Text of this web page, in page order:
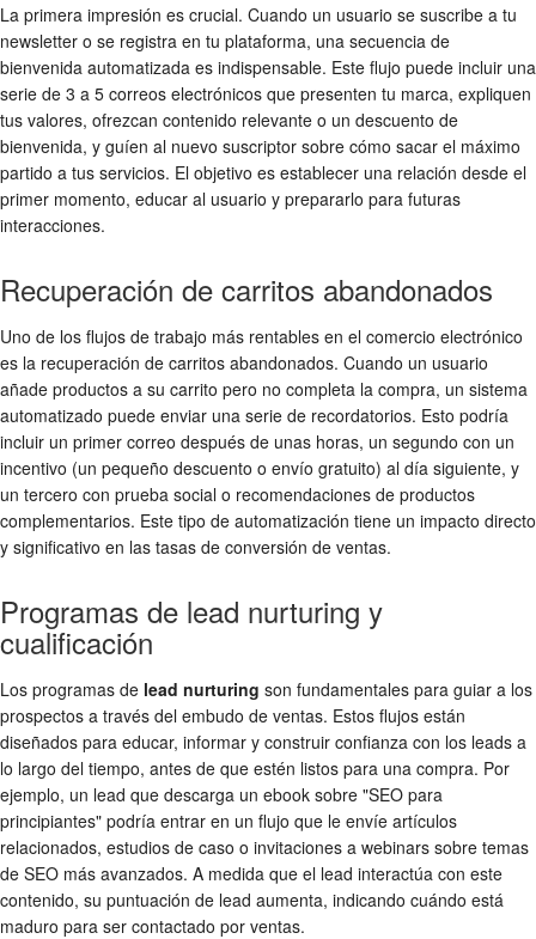
La primera impresión es crucial. Cuando un usuario se suscribe a tu
newsletter o se registra en tu plataforma, una secuencia de
bienvenida automatizada es indispensable. Este flujo puede incluir una
serie de 3 a 5 correos electrónicos que presenten tu marca, expliquen
tus valores, ofrezcan contenido relevante o un descuento de
bienvenida, y guíen al nuevo suscriptor sobre cómo sacar el máximo
partido a tus servicios. El objetivo es establecer una relación desde el
primer momento, educar al usuario y prepararlo para futuras
interacciones.
Recuperación de carritos abandonados
Uno de los flujos de trabajo más rentables en el comercio electrónico
es la recuperación de carritos abandonados. Cuando un usuario
añade productos a su carrito pero no completa la compra, un sistema
automatizado puede enviar una serie de recordatorios. Esto podría
incluir un primer correo después de unas horas, un segundo con un
incentivo (un pequeño descuento o envío gratuito) al día siguiente, y
un tercero con prueba social o recomendaciones de productos
complementarios. Este tipo de automatización tiene un impacto directo
y significativo en las tasas de conversión de ventas.
Programas de lead nurturing y
cualificación
Los programas de lead nurturing son fundamentales para guiar a los
prospectos a través del embudo de ventas. Estos flujos están
diseñados para educar, informar y construir confianza con los leads a
lo largo del tiempo, antes de que estén listos para una compra. Por
ejemplo, un lead que descarga un ebook sobre "SEO para
principiantes" podría entrar en un flujo que le envíe artículos
relacionados, estudios de caso o invitaciones a webinars sobre temas
de SEO más avanzados. A medida que el lead interactúa con este
contenido, su puntuación de lead aumenta, indicando cuándo está
maduro para ser contactado por ventas.